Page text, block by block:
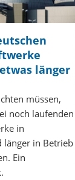
länger
müssen,
noch laufenden
in
länger in Betrieb
Ein